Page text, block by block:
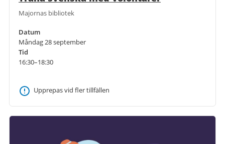
Majornas bibliotek
Datum
Måndag 28 september
Tid
16:30–18:30
Upprepas vid fler tillfällen